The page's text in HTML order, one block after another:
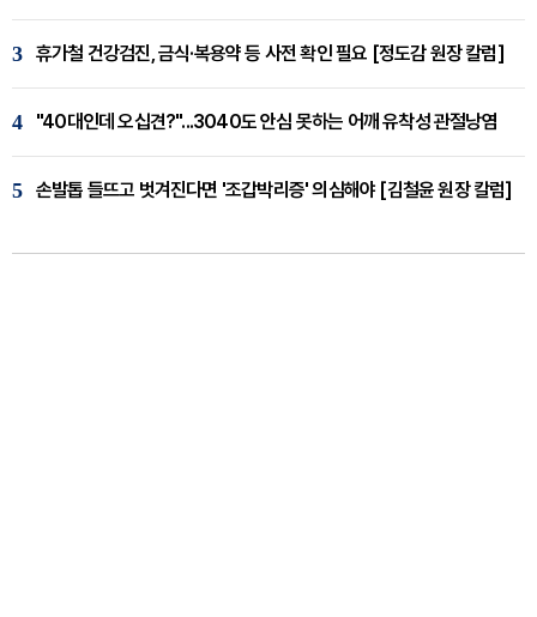
3 휴가철 건강검진, 금식·복용약 등 사전 확인 필요 [정도감 원장 칼럼]
4 "40대인데 오십견?"...3040도 안심 못하는 어깨 유착성 관절낭염
5 손발톱 들뜨고 벗겨진다면 '조갑박리증' 의심해야 [김철윤 원장 칼럼]